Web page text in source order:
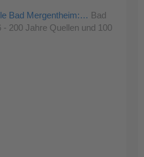
Bad Mergentheim:… Bad
- 200 Jahre Quellen und 100